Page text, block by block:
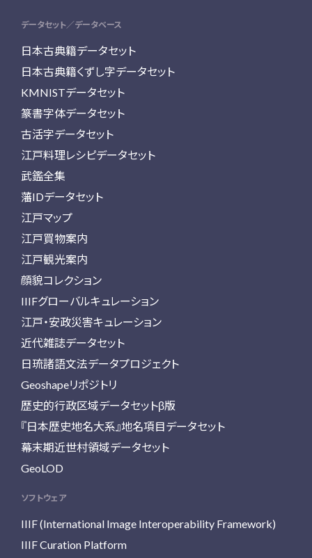
データセット／データベース
日本古典籍データセット
日本古典籍くずし字データセット
KMNISTデータセット
篆書字体データセット
古活字データセット
江戸料理レシピデータセット
武鑑全集
藩IDデータセット
江戸マップ
江戸買物案内
江戸観光案内
顔貌コレクション
IIIFグローバルキュレーション
江戸・安政災害キュレーション
近代雑誌データセット
日琉諸語文法データプロジェクト
Geoshapeリポジトリ
歴史的行政区域データセットβ版
『日本歴史地名大系』地名項目データセット
幕末期近世村領域データセット
GeoLOD
ソフトウェア
IIIF (International Image Interoperability Framework)
IIIF Curation Platform